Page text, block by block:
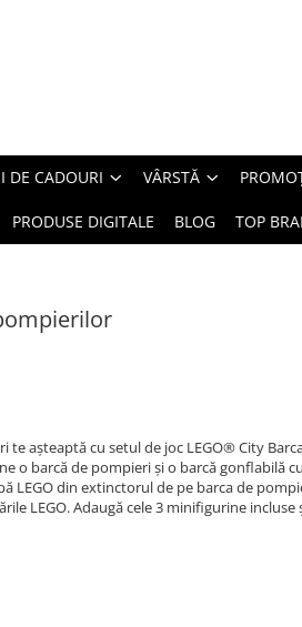
DE CADOURI VÂRSTĂ
PRODUSE DIGITALE BLOG TOP
aşteaptă cu setul de joc LEGO® City
o barcă de pompieri şi o barcă gonflabilă
LEGO din extinctorul de pe barca de
LEGO. Adaugă cele 3 minifigurine incluse